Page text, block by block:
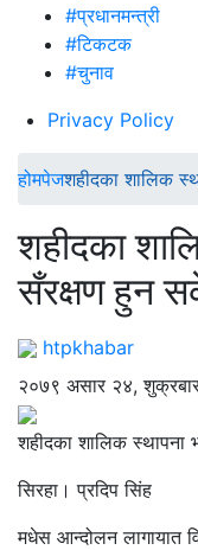
#प्रधानमन्त्री
#टिकटक
#चुनाव
Privacy Policy
होमपेजशहीदका शालिक
शहीदका
सँरक्षण हुन
htpkhabar
२०७९ असार २४,
शहीदका शालिक
सिरहा। प्रदिप सिंह
मधेस आन्दोलन लागायात